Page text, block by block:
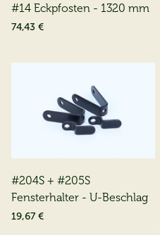
#14 Eckpfosten - 1320 mm
74,43 €
#204S + #205S
Fensterhalter - U-Beschlag
19,67 €